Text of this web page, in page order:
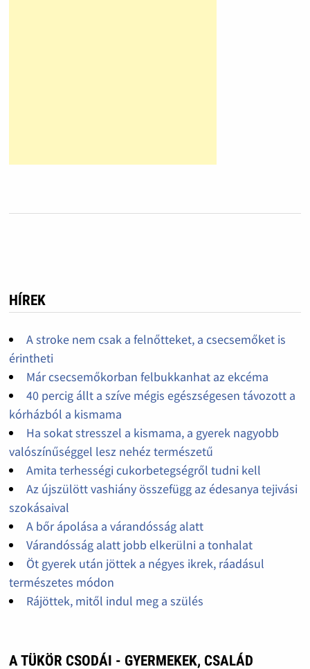
HÍREK
A stroke nem csak a felnőtteket, a csecsemőket is
érintheti
Már csecsemőkorban felbukkanhat az ekcéma
40 percig állt a szíve mégis egészségesen távozott a
kórházból a kismama
Ha sokat stresszel a kismama, a gyerek nagyobb
valószínűséggel lesz nehéz természetű
Amita terhességi cukorbetegségről tudni kell
Az újszülött vashiány összefügg az édesanya tejivási
szokásaival
A bőr ápolása a várandósság alatt
Várandósság alatt jobb elkerülni a tonhalat
Öt gyerek után jöttek a négyes ikrek, ráadásul
természetes módon
Rájöttek, mitől indul meg a szülés
A TÜKÖR CSODÁI - GYERMEKEK, CSALÁD